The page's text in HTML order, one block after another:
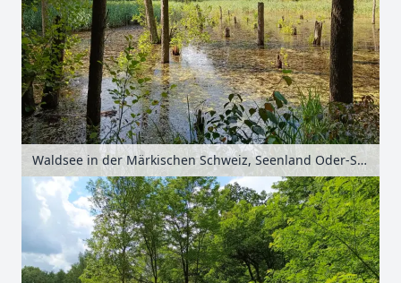
Waldsee in der Märkischen Schweiz, Seenland Oder-Spree, Brandenburg, Deutschland